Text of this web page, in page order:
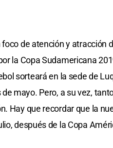
de atención y atracción
la Copa Sudamericana
sorteará en la sede de
mayo. Pero, a su vez,
Hay que recordar que la
después de la Copa